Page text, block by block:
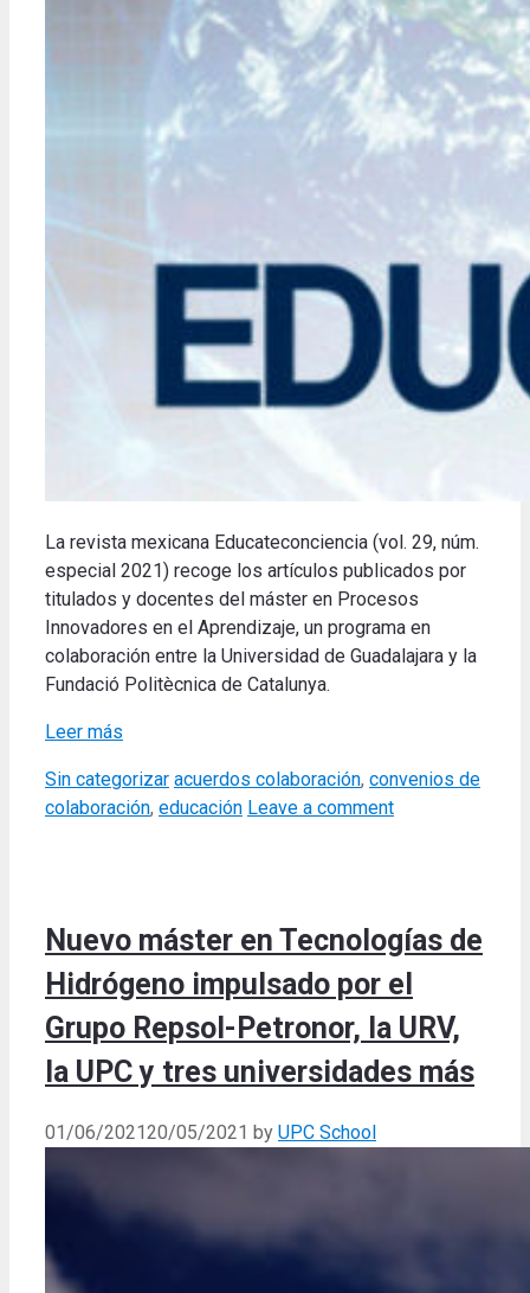
La revista mexicana Educateconciencia (vol. 29, núm.
especial 2021) recoge los artículos publicados por
titulados y docentes del máster en Procesos
Innovadores en el Aprendizaje, un programa en
colaboración entre la Universidad de Guadalajara y la
Fundació Politècnica de Catalunya.
Leer más
Categories
Sin categorizar Tags
acuerdos colaboración, convenios de
colaboración, educación Leave a comment
Nuevo máster en Tecnologías de
Hidrógeno impulsado por el
Grupo Repsol-Petronor, la URV,
la UPC y tres universidades más
01/06/202120/05/2021 by UPC School